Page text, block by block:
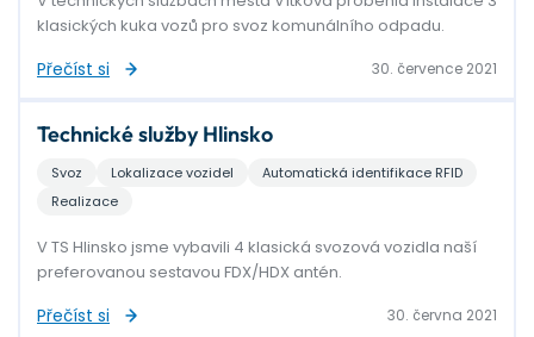
klasických kuka vozů pro svoz komunálního odpadu.
Přečíst si 30. července 2021
Technické služby Hlinsko
Svoz Lokalizace vozidel
Automatická identifikace RFID
Realizace
V TS Hlinsko jsme vybavili 4 klasická svozová vozidla naší
preferovanou sestavou FDX/HDX antén.
Přečíst si 30. června 2021